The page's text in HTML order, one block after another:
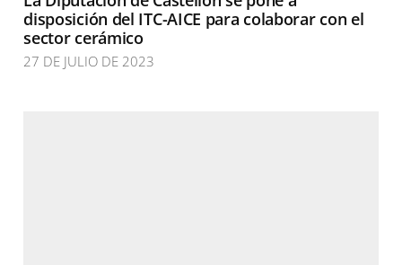
disposición del ITC-AICE para colaborar con el
sector cerámico
27 DE JULIO DE 2023